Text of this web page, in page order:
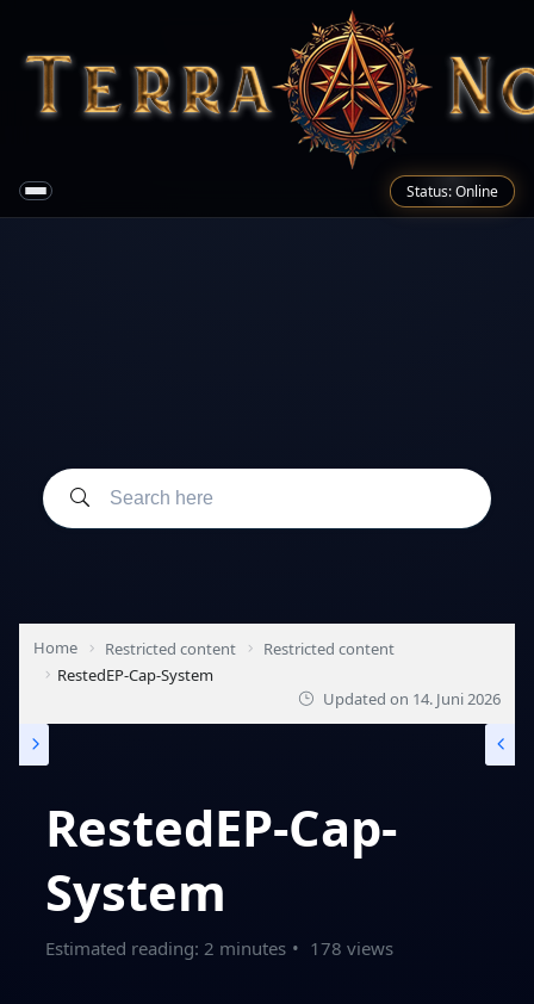
Status: Online
Home Restricted content
Restricted content
RestedEP-Cap-System
Updated on 14. Juni 2026
RestedEP-Cap-
System
Estimated reading: 2 minutes 178 views